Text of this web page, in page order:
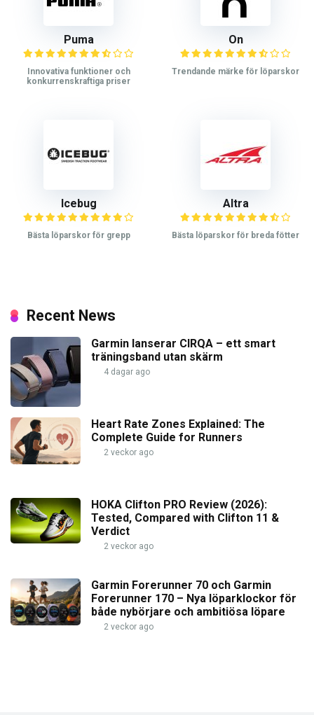
Puma
Innovativa funktioner och
konkurrenskraftiga priser
On
Trendande märke för löparskor
Icebug
Bästa löparskor för grepp
Altra
Bästa löparskor för breda fötter
Recent News
Garmin lanserar CIRQA – ett smart
träningsband utan skärm
4 dagar ago
Heart Rate Zones Explained: The
Complete Guide for Runners
2 veckor ago
HOKA Clifton PRO Review (2026):
Tested, Compared with Clifton 11 &
Verdict
2 veckor ago
Garmin Forerunner 70 och Garmin
Forerunner 170 – Nya löparklockor för
både nybörjare och ambitiösa löpare
2 veckor ago